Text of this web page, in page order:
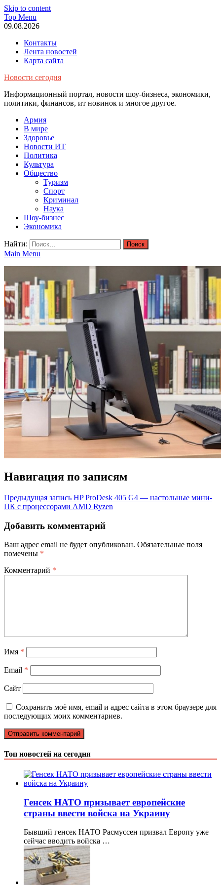
Skip to content
Top Menu
09.08.2026
Контакты
Лента новостей
Карта сайта
Новости сегодня
Информационный портал, новости шоу-бизнеса, экономики,
политики, финансов, ит новинок и многое другое.
Армия
В мире
Здоровье
Новости ИТ
Политика
Культура
Общество
Туризм
Спорт
Криминал
Наука
Шоу-бизнес
Экономика
Найти:
Main Menu
Навигация по записям
Предыдущая запись HP ProDesk 405 G4 — настольные мини-
ПК с процессорами AMD Ryzen
Добавить комментарий
Ваш адрес email не будет опубликован. Обязательные поля
помечены *
Комментарий *
Имя *
Email *
Сайт
Сохранить моё имя, email и адрес сайта в этом браузере для
последующих моих комментариев.
Топ новостей на сегодня
Генсек НАТО призывает европейские
страны ввести войска на Украину
Бывший генсек НАТО Расмуссен призвал Европу уже
сейчас вводить войска …